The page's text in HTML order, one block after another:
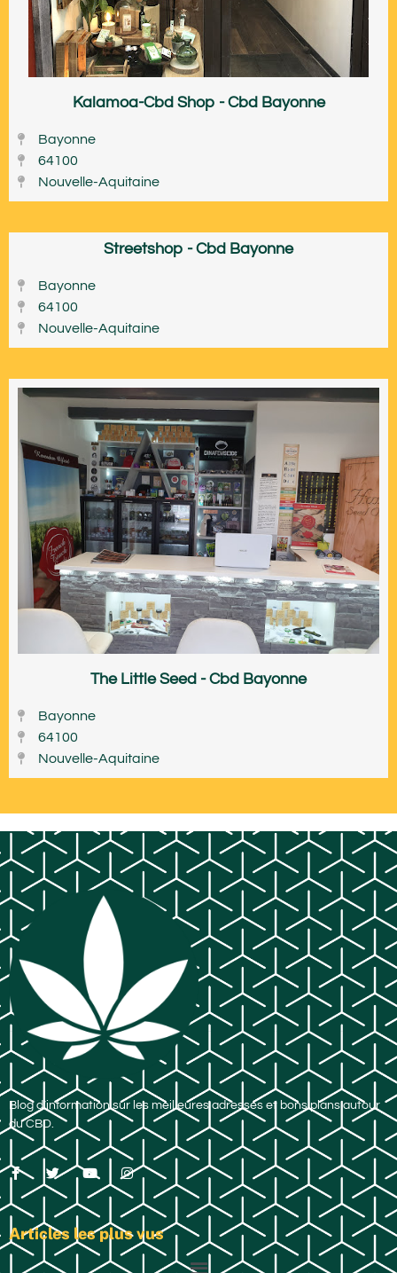
Kalamoa-Cbd Shop - Cbd Bayonne
Bayonne
64100
Nouvelle-Aquitaine
Streetshop - Cbd Bayonne
Bayonne
64100
Nouvelle-Aquitaine
The Little Seed - Cbd Bayonne
Bayonne
64100
Nouvelle-Aquitaine
Blog d’information sur les meilleures adresses et bons plans autour
du CBD.
Articles les plus vus